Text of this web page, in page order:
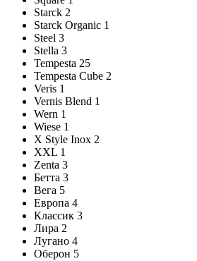
Starck 2
Starck Organic 1
Steel 3
Stella 3
Tempesta 25
Tempesta Cube 2
Veris 1
Vernis Blend 1
Wern 1
Wiese 1
X Style Inox 2
XXL 1
Zenta 3
Бетта 3
Вега 5
Европа 4
Классик 3
Лира 2
Лугано 4
Оберон 5